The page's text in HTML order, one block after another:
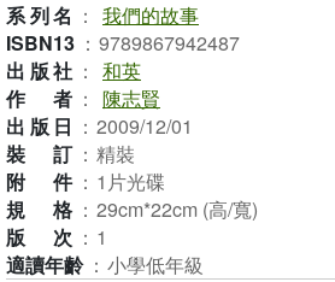
系列名 ： 我們的故事
ISBN13 ： 9789867942487
出版社 ： 和英
作者 ： 陳志賢
出版日 ： 2009/12/01
裝訂 ： 精裝
附件 ： 1片光碟
規格 ： 29cm*22cm (高/寬)
版次 ： 1
適讀年齡 ： 小學低年級